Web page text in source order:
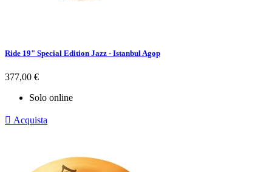
Ride 19" Special Edition Jazz - Istanbul Agop
Prezzo
377,00 €
Solo online
 Acquista